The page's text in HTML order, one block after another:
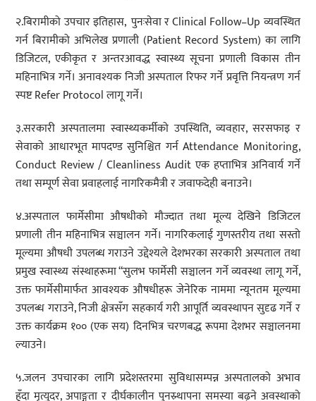
२.बिरामीको उपचार इतिहास, पुनःसेवा र Clinical Follow–Up व्यवस्थित
गर्न बिरामीको अभिलेख प्रणाली (Patient Record System) का लागि
डिजिटल, एकीकृत र अन्तरआवद्ध स्वास्थ्य सूचना प्रणाली विकास तीन
महिनाभित्र गर्ने। अनावश्यक निजी अस्पताल रिफर गर्ने प्रवृत्ति नियन्त्रण गर्न
स्पष्ट Refer Protocol लागू गर्ने।
३.सरकारी अस्पतालमा स्वास्थ्यकर्मीको उपस्थिति, व्यवहार, सरसफाइ र
सेवाको आधारभूत मापदण्ड सुनिश्चित गर्न Attendance Monitoring,
Conduct Review / Cleanliness Audit एक हप्ताभित्र अनिवार्य गर्ने
तथा सम्पूर्ण सेवा प्रवाहलाई नागरिकमैत्री र जवाफदेही बनाउने।
४.अस्पताल फार्मेसीमा औषधीको मौज्दात तथा मूल्य देखिने डिजिटल
प्रणाली तीन महिनाभित्र सञ्चालन गर्ने। नागरिकलाई गुणस्तरीय तथा सस्तो
मूल्यमा औषधी उपलब्ध गराउने उद्देश्यले देशभरका सरकारी अस्पताल तथा
प्रमुख स्वास्थ्य संस्थाहरूमा “सुलभ फार्मेसी सञ्चालन गर्ने व्यवस्था लागू गर्ने,
उक्त फार्मेसीमार्फत आवश्यक औषधीहरू जेनेरिक नाममा न्यूनतम मूल्यमा
उपलब्ध गराउने, निजी क्षेत्रसँग सहकार्य गरी आपूर्ति व्यवस्थापन सुदृढ गर्ने र
उक्त कार्यक्रम १०० (एक सय) दिनभित्र चरणबद्ध रूपमा देशभर सञ्चालनमा
ल्याउने।
५.जलन उपचारका लागि प्रदेशस्तरमा सुविधासम्पन्न अस्पतालको अभाव
हुँदा मृत्युदर, अपाङ्गता र दीर्घकालीन पुनस्र्थापना समस्या बढ्ने अवस्थाको